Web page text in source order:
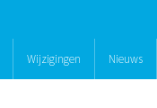
Wijzigingen Nieuws